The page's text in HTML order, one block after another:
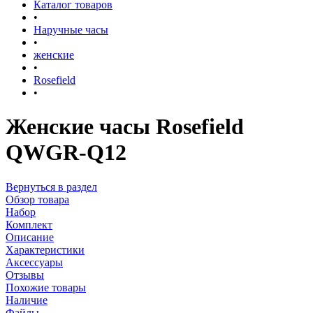
Каталог товаров
•
Наручные часы
•
женские
•
Rosefield
•
Женские часы Rosefield
QWGR-Q12
Вернуться в раздел
Обзор товара
Набор
Комплект
Описание
Характеристики
Аксессуары
Отзывы
Похожие товары
Наличие